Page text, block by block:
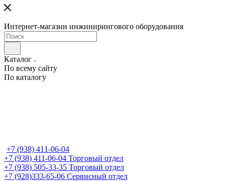
Интернет-магазин инжинирингового оборудования
Каталог
По всему сайту
По каталогу
+7 (938) 411-06-04
+7 (938) 411-06-04 Торговый отдел
+7 (938) 505-33-35 Торговый отдел
+7 (928)333-65-06 Сервисный отдел